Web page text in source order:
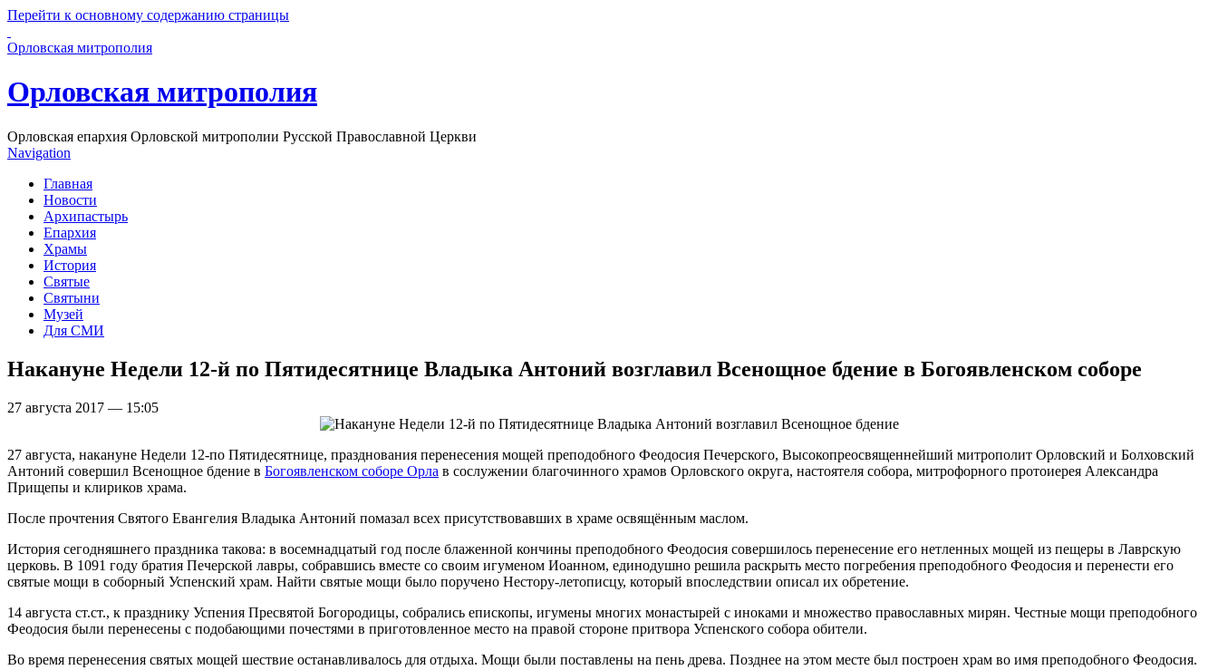
Перейти к основному содержанию страницы
Орловская митрополия
Орловская митрополия
Орловская епархия Орловской митрополии Русской Православной Церкви
Navigation
Главная
Новости
Архипастырь
Епархия
Храмы
История
Святые
Святыни
Музей
Для СМИ
Накануне Недели 12-й по Пятидесятнице Владыка Антоний возглавил Всенощное бдение в Богоявленском соборе
27 августа 2017 — 15:05
27 августа, накануне Недели 12-по Пятидесятнице, празднования перенесения мощей преподобного Феодосия Печерского, Высокопреосвященнейший митрополит Орловский и Болховский
Антоний совершил Всенощное бдение в Богоявленском соборе Орла в сослужении благочинного храмов Орловского округа, настоятеля собора, митрофорного протоиерея Александра
Прищепы и клириков храма.
После прочтения Святого Евангелия Владыка Антоний помазал всех присутствовавших в храме освящённым маслом.
История сегодняшнего праздника такова: в восемнадцатый год после блаженной кончины преподобного Феодосия совершилось перенесение его нетленных мощей из пещеры в Лаврскую
церковь. В 1091 году братия Печерской лавры, собравшись вместе со своим игуменом Иоанном, единодушно решила раскрыть место погребения преподобного Феодосия и перенести его
святые мощи в соборный Успенский храм. Найти святые мощи было поручено Нестору-летописцу, который впоследствии описал их обретение.
14 августа ст.ст., к празднику Успения Пресвятой Богородицы, собрались епископы, игумены многих монастырей с иноками и множество православных мирян. Честные мощи преподобного
Феодосия были перенесены с подобающими почестями в приготовленное место на правой стороне притвора Успенского собора обители.
Во время перенесения святых мощей шествие останавливалось для отдыха. Мощи были поставлены на пень древа. Позднее на этом месте был построен храм во имя преподобного Феодосия.